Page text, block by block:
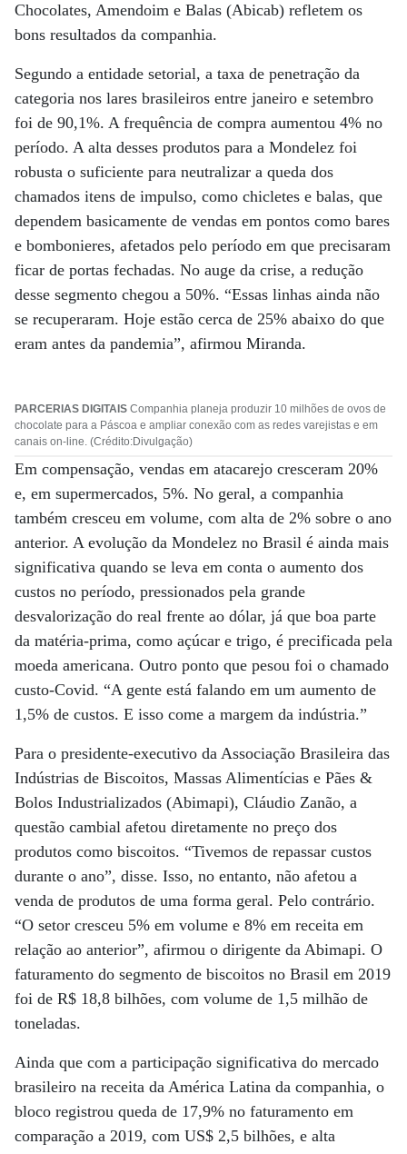
Chocolates, Amendoim e Balas (Abicab) refletem os
bons resultados da companhia.
Segundo a entidade setorial, a taxa de penetração da
categoria nos lares brasileiros entre janeiro e setembro
foi de 90,1%. A frequência de compra aumentou 4% no
período. A alta desses produtos para a Mondelez foi
robusta o suficiente para neutralizar a queda dos
chamados itens de impulso, como chicletes e balas, que
dependem basicamente de vendas em pontos como bares
e bombonieres, afetados pelo período em que precisaram
ficar de portas fechadas. No auge da crise, a redução
desse segmento chegou a 50%. “Essas linhas ainda não
se recuperaram. Hoje estão cerca de 25% abaixo do que
eram antes da pandemia”, afirmou Miranda.
PARCERIAS DIGITAIS Companhia planeja produzir 10 milhões de ovos de
chocolate para a Páscoa e ampliar conexão com as redes varejistas e em
canais on-line. (Crédito:Divulgação)
Em compensação, vendas em atacarejo cresceram 20%
e, em supermercados, 5%. No geral, a companhia
também cresceu em volume, com alta de 2% sobre o ano
anterior. A evolução da Mondelez no Brasil é ainda mais
significativa quando se leva em conta o aumento dos
custos no período, pressionados pela grande
desvalorização do real frente ao dólar, já que boa parte
da matéria-prima, como açúcar e trigo, é precificada pela
moeda americana. Outro ponto que pesou foi o chamado
custo-Covid. “A gente está falando em um aumento de
1,5% de custos. E isso come a margem da indústria.”
Para o presidente-executivo da Associação Brasileira das
Indústrias de Biscoitos, Massas Alimentícias e Pães &
Bolos Industrializados (Abimapi), Cláudio Zanão, a
questão cambial afetou diretamente no preço dos
produtos como biscoitos. “Tivemos de repassar custos
durante o ano”, disse. Isso, no entanto, não afetou a
venda de produtos de uma forma geral. Pelo contrário.
“O setor cresceu 5% em volume e 8% em receita em
relação ao anterior”, afirmou o dirigente da Abimapi. O
faturamento do segmento de biscoitos no Brasil em 2019
foi de R$ 18,8 bilhões, com volume de 1,5 milhão de
toneladas.
Ainda que com a participação significativa do mercado
brasileiro na receita da América Latina da companhia, o
bloco registrou queda de 17,9% no faturamento em
comparação a 2019, com US$ 2,5 bilhões, e alta